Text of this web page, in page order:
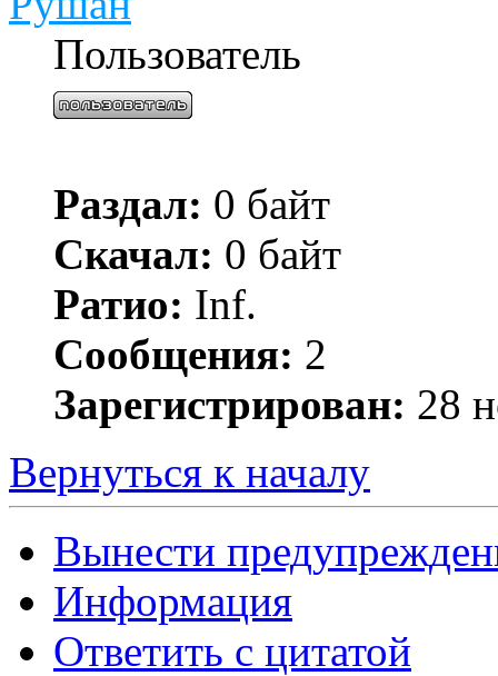
Пользователь
Раздал: 0 байт
Скачал: 0 байт
Ратио: Inf.
Сообщения: 2
Зарегистрирован: 28
Вернуться к началу
Вынести
Информация
Ответить с цитатой